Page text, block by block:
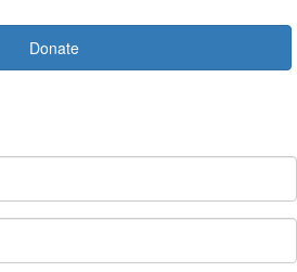
Donate